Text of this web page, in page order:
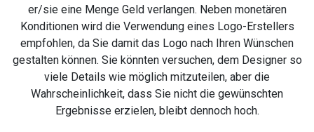
er/sie eine Menge Geld verlangen. Neben monetären
Konditionen wird die Verwendung eines Logo-Erstellers
empfohlen, da Sie damit das Logo nach Ihren Wünschen
gestalten können. Sie könnten versuchen, dem Designer so
viele Details wie möglich mitzuteilen, aber die
Wahrscheinlichkeit, dass Sie nicht die gewünschten
Ergebnisse erzielen, bleibt dennoch hoch.